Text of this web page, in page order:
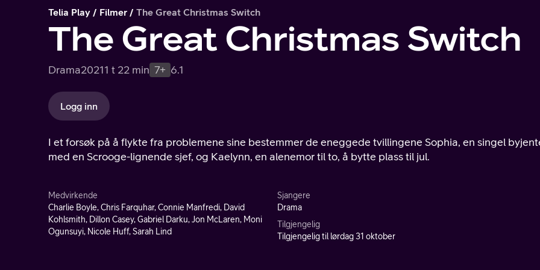
Telia Play Filmer The Great Christmas Switch
The Great Christmas Switch
Drama20211 t 22 min 7+ 6.1
Logg inn
I et forsøk på å flykte fra problemene sine bestemmer de eneggede tvillingene Sophia, en singel
med en Scrooge-lignende sjef, og Kaelynn, en alenemor til to, å bytte plass til jul.
Medvirkende
Charlie Boyle, Chris Farquhar, Connie Manfredi, David
Kohlsmith, Dillon Casey, Gabriel Darku, Jon McLaren, Moni
Ogunsuyi, Nicole Huff, Sarah Lind
Sjangere
Drama
Tilgjengelig
Tilgjengelig til lørdag 31 oktober